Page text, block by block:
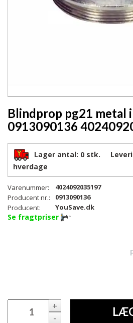
Blindprop pg21 metal
0913090136
Lager antal: 0 stk.
hverdage
Varenummer:
4024092035197
Producent nr.:
0913090136
Producent:
YouSave.dk
Se fragtpriser
+
-